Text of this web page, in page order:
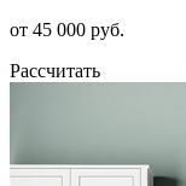
от 45 000 руб.
Рассчитать